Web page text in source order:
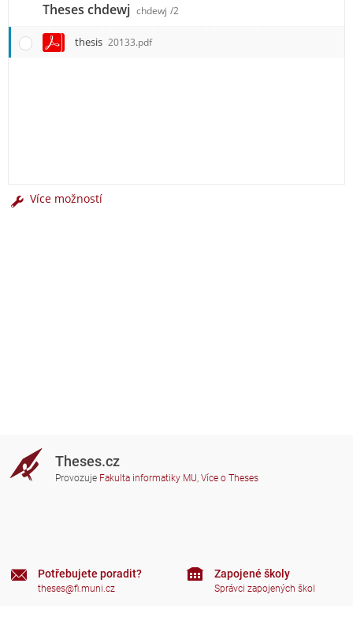
Theses chdewj chdewj /2
thesis 20133.pdf
Více možností
Theses.cz
Provozuje Fakulta informatiky MU, Více o Theses
Potřebujete poradit?
theses@fi.muni.cz
Zapojené školy
Správci zapojených škol